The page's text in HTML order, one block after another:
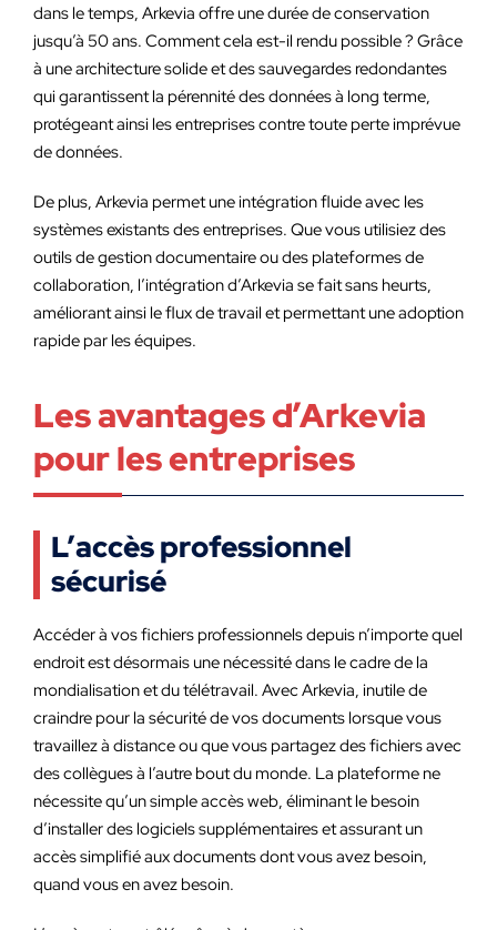
dans le temps, Arkevia offre une durée de conservation
jusqu’à 50 ans. Comment cela est-il rendu possible ? Grâce
à une architecture solide et des sauvegardes redondantes
qui garantissent la pérennité des données à long terme,
protégeant ainsi les entreprises contre toute perte imprévue
de données.
De plus, Arkevia permet une intégration fluide avec les
systèmes existants des entreprises. Que vous utilisiez des
outils de gestion documentaire ou des plateformes de
collaboration, l’intégration d’Arkevia se fait sans heurts,
améliorant ainsi le flux de travail et permettant une adoption
rapide par les équipes.
Les avantages d’Arkevia
pour les entreprises
L’accès professionnel
sécurisé
Accéder à vos fichiers professionnels depuis n’importe quel
endroit est désormais une nécessité dans le cadre de la
mondialisation et du télétravail. Avec Arkevia, inutile de
craindre pour la sécurité de vos documents lorsque vous
travaillez à distance ou que vous partagez des fichiers avec
des collègues à l’autre bout du monde. La plateforme ne
nécessite qu’un simple accès web, éliminant le besoin
d’installer des logiciels supplémentaires et assurant un
accès simplifié aux documents dont vous avez besoin,
quand vous en avez besoin.